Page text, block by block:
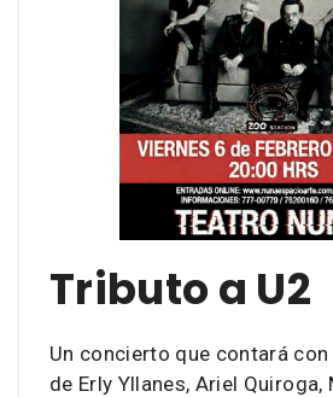
Tributo a U2
Un concierto que contará
de Erly Yllanes, Ariel Quiroga,